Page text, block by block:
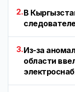
2.В
3.Из-за
области